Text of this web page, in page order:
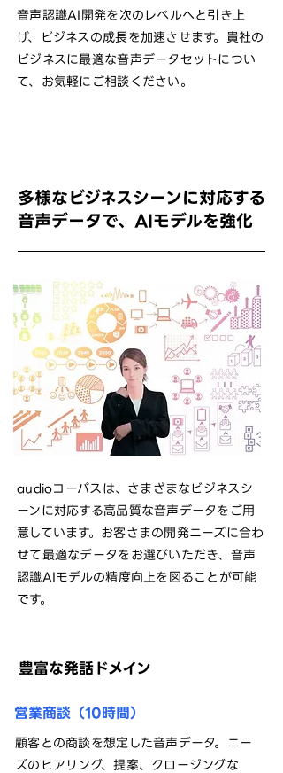
音声認識AI開発を次のレベルへと引き上
げ、ビジネスの成長を加速させます。貴社の
ビジネスに最適な音声データセットについ
て、お気軽にご相談ください。
多様なビジネスシーンに対応する
音声データで、AIモデルを強化
audioコーパスは、さまざまなビジネスシ
ーンに対応する高品質な音声データをご用
意しています。お客さまの開発ニーズに合わ
せて最適なデータをお選びいただき、音声
認識AIモデルの精度向上を図ることが可能
です。
豊富な発話ドメイン
営業商談（10時間）
顧客との商談を想定した音声データ。ニー
ズのヒアリング、提案、クロージングな